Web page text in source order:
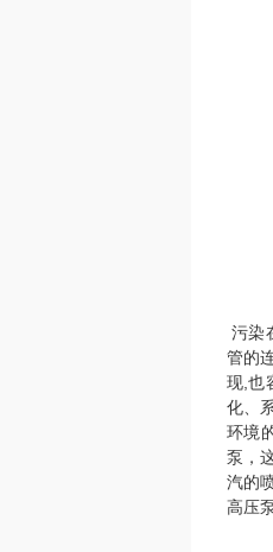
污染
管的
现,也
化、
环境
泵，
汽的
高压